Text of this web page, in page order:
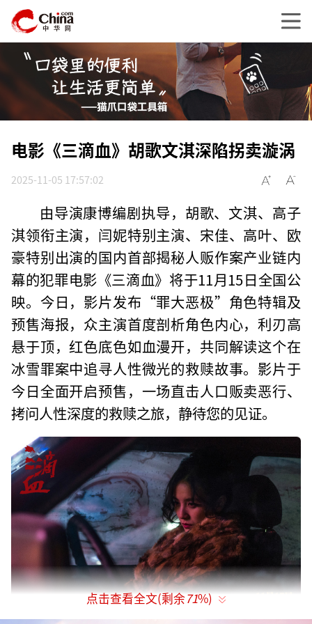
电影《三滴血》胡歌文淇深陷拐卖漩涡
2025-11-05 17:57:02
由导演康博编剧执导，胡歌、文淇、高子
淇领衔主演，闫妮特别主演、宋佳、高叶、欧
豪特别出演的国内首部揭秘人贩作案产业链内
幕的犯罪电影《三滴血》将于11月15日全国公
映。今日，影片发布“罪大恶极”角色特辑及
预售海报，众主演首度剖析角色内心，利刃高
悬于顶，红色底色如血漫开，共同解读这个在
冰雪罪案中追寻人性微光的救赎故事。影片于
今日全面开启预售，一场直击人口贩卖恶行、
拷问人性深度的救赎之旅，静待您的见证。
点击查看全文(剩余71%)